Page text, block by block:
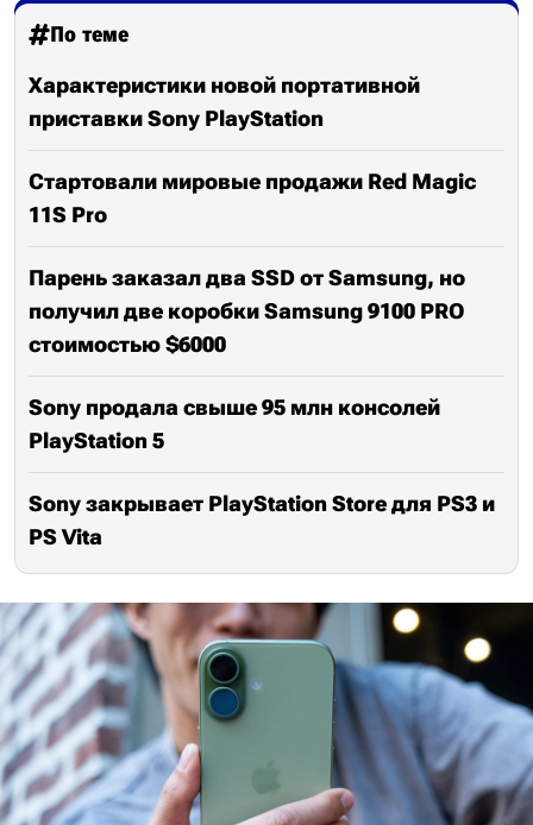
По теме
Характеристики новой портативной
приставки Sony PlayStation
Стартовали мировые продажи Red Magic
11S Pro
Парень заказал два SSD от Samsung, но
получил две коробки Samsung 9100 PRO
стоимостью $6000
Sony продала свыше 95 млн консолей
PlayStation 5
Sony закрывает PlayStation Store для PS3 и
PS Vita